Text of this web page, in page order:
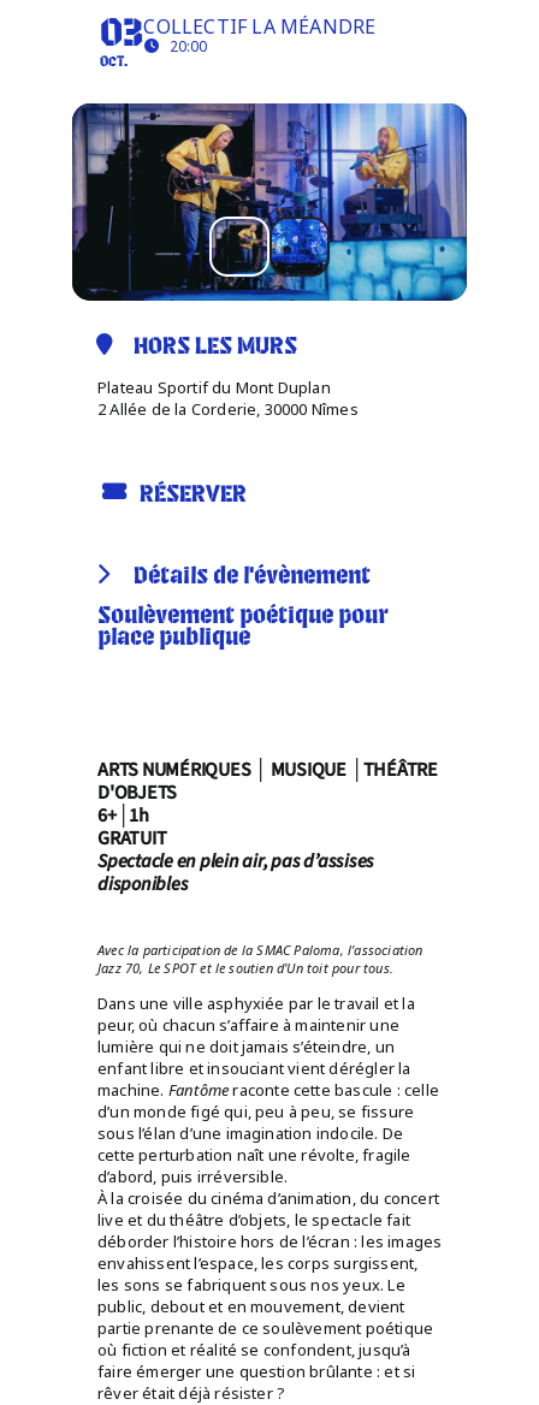
Infos pratiques
03
OCT.
COLLECTIF LA MÉANDRE
20:00
HORS LES MURS
Plateau Sportif du Mont Duplan
2 Allée de la Corderie, 30000 Nîmes
RÉSERVER
Détails de l'évènement
Soulèvement poétique pour
place publique
ARTS NUMÉRIQUES │ MUSIQUE │THÉÂTRE
D'OBJETS
6+│1h
GRATUIT
Spectacle en plein air, pas d’assises
disponibles
Avec la participation de la SMAC Paloma, l'association
Jazz 70, Le SPOT et le soutien d'Un toit pour tous.
Dans une ville asphyxiée par le travail et la
peur, où chacun s’affaire à maintenir une
lumière qui ne doit jamais s’éteindre, un
enfant libre et insouciant vient dérégler la
machine. Fantômeraconte cette bascule : celle
d’un monde figé qui, peu à peu, se fissure
sous l’élan d’une imagination indocile. De
cette perturbation naît une révolte, fragile
d’abord, puis irréversible.
À la croisée du cinéma d’animation, du concert
live et du théâtre d’objets, le spectacle fait
déborder l’histoire hors de l’écran : les images
envahissent l’espace, les corps surgissent,
les sons se fabriquent sous nos yeux. Le
public, debout et en mouvement, devient
partie prenante de ce soulèvement poétique
où fiction et réalité se confondent, jusqu’à
faire émerger une question brûlante : et si
rêver était déjà résister ?